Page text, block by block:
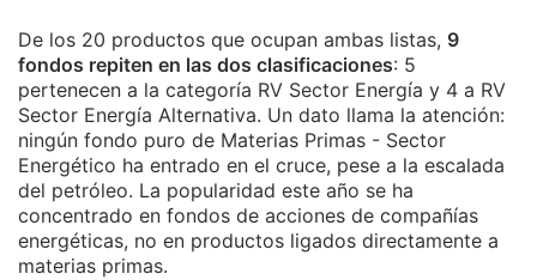
De los 20 productos que ocupan ambas listas, 9
fondos repiten en las dos clasificaciones: 5
pertenecen a la categoría RV Sector Energía y 4 a RV
Sector Energía Alternativa. Un dato llama la atención:
ningún fondo puro de Materias Primas - Sector
Energético ha entrado en el cruce, pese a la escalada
del petróleo. La popularidad este año se ha
concentrado en fondos de acciones de compañías
energéticas, no en productos ligados directamente a
materias primas.